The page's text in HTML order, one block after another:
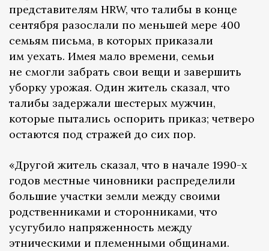
представителям HRW, что талибы в конце
сентября разослали по меньшей мере 400
семьям письма, в которых приказали
им уехать. Имея мало времени, семьи
не смогли забрать свои вещи и завершить
уборку урожая. Один житель сказал, что
талибы задержали шестерых мужчин,
которые пытались оспорить приказ; четверо
остаются под стражей до сих пор.
«Другой житель сказал, что в начале 1990-х
годов местные чиновники распределили
большие участки земли между своими
родственниками и сторонниками, что
усугубило напряженность между
этническими и племенными общинами.